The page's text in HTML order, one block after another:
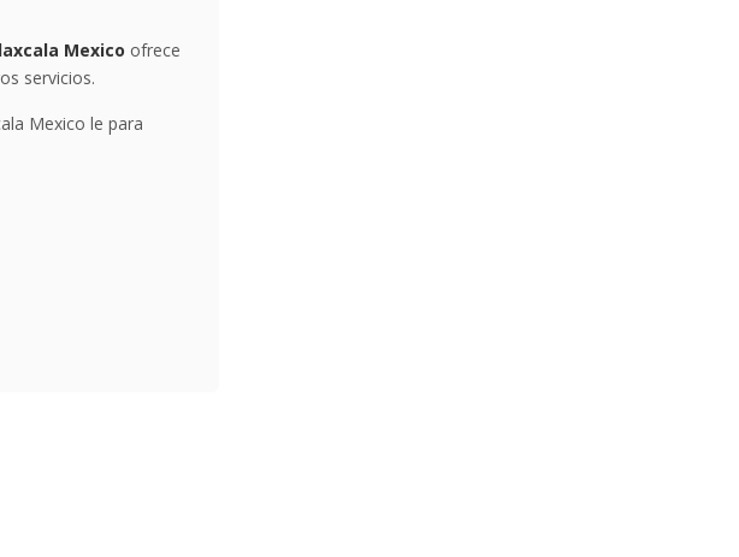
Mexico ofrece
servicios.
Mexico le para